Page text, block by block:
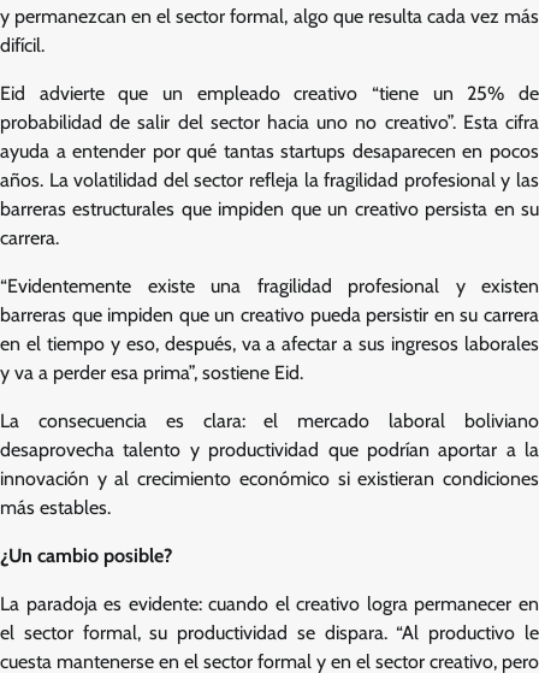
y permanezcan en el sector formal, algo que resulta cada vez más
difícil.
Eid advierte que un empleado creativo “tiene un 25% de
probabilidad de salir del sector hacia uno no creativo”. Esta cifra
ayuda a entender por qué tantas startups desaparecen en pocos
años. La volatilidad del sector refleja la fragilidad profesional y las
barreras estructurales que impiden que un creativo persista en su
carrera.
“Evidentemente existe una fragilidad profesional y existen
barreras que impiden que un creativo pueda persistir en su carrera
en el tiempo y eso, después, va a afectar a sus ingresos laborales
y va a perder esa prima”, sostiene Eid.
La consecuencia es clara: el mercado laboral boliviano
desaprovecha talento y productividad que podrían aportar a la
innovación y al crecimiento económico si existieran condiciones
más estables.
¿Un cambio posible?
La paradoja es evidente: cuando el creativo logra permanecer en
el sector formal, su productividad se dispara. “Al productivo le
cuesta mantenerse en el sector formal y en el sector creativo, pero